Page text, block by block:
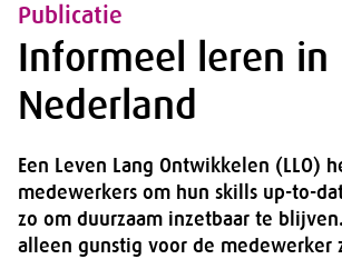
Publicatie
Informeel leren in
Nederland
Een Leven Lang Ontwikkelen (LLO)
medewerkers om hun skills up-to-
zo om duurzaam inzetbaar te
alleen gunstig voor de medewerker